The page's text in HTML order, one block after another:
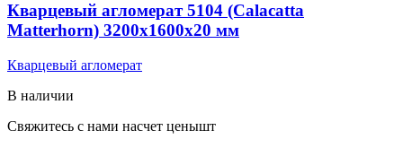
Кварцевый агломерат 5104 (Calacatta
Matterhorn) 3200х1600х20 мм
Кварцевый агломерат
В наличии
Свяжитесь с нами насчет ценышт